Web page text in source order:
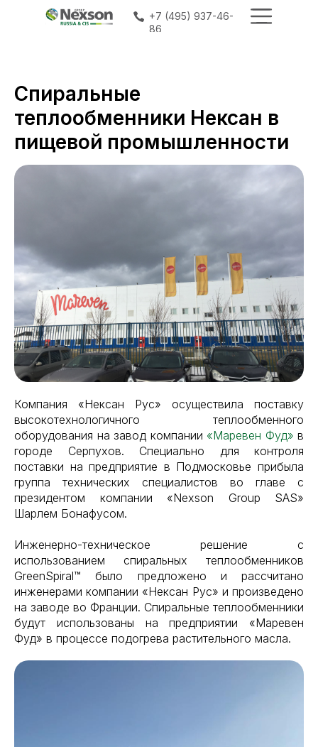
+7 (495) 937-46-
86
+7 (495) 937-46-
86
Спиральные
теплообменники Нексан в
пищевой промышленности
Компания «Нексан Рус» осуществила поставку
высокотехнологичного теплообменного
оборудования на завод компании «Маревен Фуд» в
городе Серпухов. Специально для контроля
поставки на предприятие в Подмосковье прибыла
группа технических специалистов во главе с
президентом компании «Nexson Group SAS»
Шарлем Бонафусом.
Инженерно-техническое решение с
использованием спиральных теплообменников
GreenSpiral™ было предложено и рассчитано
инженерами компании «Нексан Рус» и произведено
на заводе во Франции. Спиральные теплообменники
будут использованы на предприятии «Маревен
Фуд» в процессе подогрева растительного масла.